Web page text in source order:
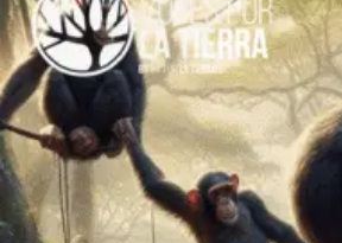
mejor
aliado
del
COVID-
19.